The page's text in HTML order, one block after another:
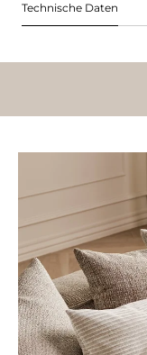
Technische Daten